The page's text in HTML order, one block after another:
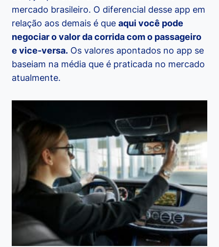
mercado brasileiro. O diferencial desse app em
relação aos demais é que aqui você pode
negociar o valor da corrida com o passageiro
e vice-versa. Os valores apontados no app se
baseiam na média que é praticada no mercado
atualmente.